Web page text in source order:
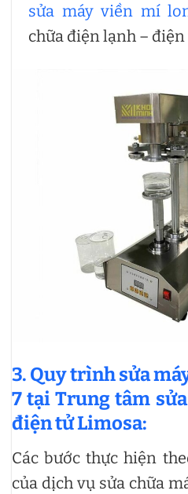
sửa máy viền mí
chữa điện lạnh –
3. Quy trình sửa
7 tại Trung tâm
điện tử Limosa:
Các bước thực hiện
của dịch vụ sửa chữa